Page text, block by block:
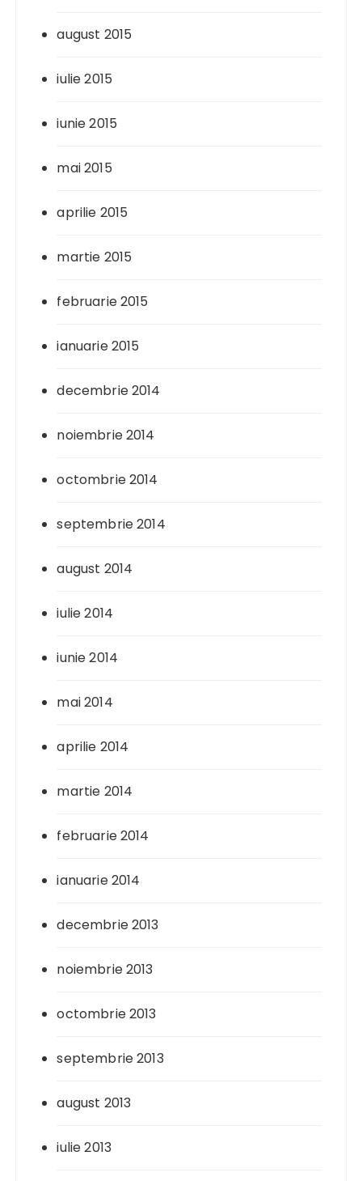
august 2015
iulie 2015
iunie 2015
mai 2015
aprilie 2015
martie 2015
februarie 2015
ianuarie 2015
decembrie 2014
noiembrie 2014
octombrie 2014
septembrie 2014
august 2014
iulie 2014
iunie 2014
mai 2014
aprilie 2014
martie 2014
februarie 2014
ianuarie 2014
decembrie 2013
noiembrie 2013
octombrie 2013
septembrie 2013
august 2013
iulie 2013